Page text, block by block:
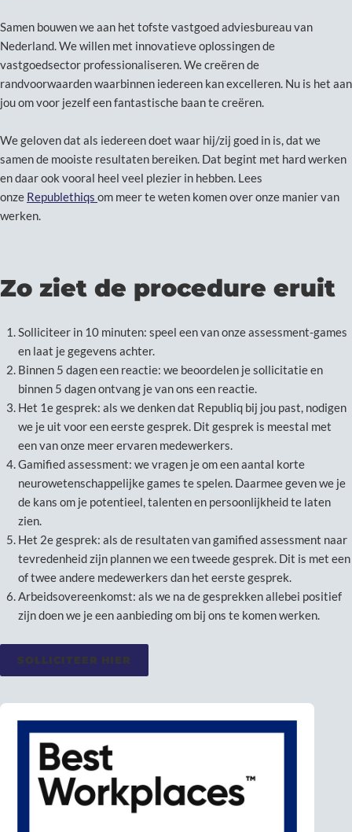
Samen bouwen we aan het tofste vastgoed adviesbureau van
Nederland. We willen met innovatieve oplossingen de
vastgoedsector professionaliseren. We creëren de
randvoorwaarden waarbinnen iedereen kan excelleren. Nu is het aan
jou om voor jezelf een fantastische baan te creëren.
We geloven dat als iedereen doet waar hij/zij goed in is, dat we
samen de mooiste resultaten bereiken. Dat begint met hard werken
en daar ook vooral heel veel plezier in hebben. Lees
onze Republethiqs om meer te weten komen over onze manier van
werken.
Zo ziet de procedure eruit
Solliciteer in 10 minuten: speel een van onze assessment-games
en laat je gegevens achter.
Binnen 5 dagen een reactie: we beoordelen je sollicitatie en
binnen 5 dagen ontvang je van ons een reactie.
Het 1e gesprek: als we denken dat Republiq bij jou past, nodigen
we je uit voor een eerste gesprek. Dit gesprek is meestal met
een van onze meer ervaren medewerkers.
Gamified assessment: we vragen je om een aantal korte
neurowetenschappelijke games te spelen. Daarmee geven we je
de kans om je potentieel, talenten en persoonlijkheid te laten
zien.
Het 2e gesprek: als de resultaten van gamified assessment naar
tevredenheid zijn plannen we een tweede gesprek. Dit is met een
of twee andere medewerkers dan het eerste gesprek.
Arbeidsovereenkomst: als we na de gesprekken allebei positief
zijn doen we je een aanbieding om bij ons te komen werken.
SOLLICITEER HIER